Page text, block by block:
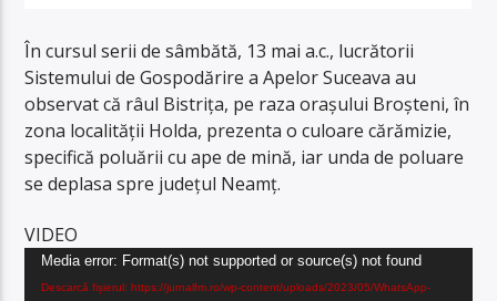
În cursul serii de sâmbătă, 13 mai a.c., lucrătorii
Sistemului de Gospodărire a Apelor Suceava au
observat că râul Bistrița, pe raza orașului Broșteni, în
zona localității Holda, prezenta o culoare cărămizie,
specifică poluării cu ape de mină, iar unda de poluare
se deplasa spre județul Neamț.
VIDEO
Player
video
Media error: Format(s) not supported or source(s) not found
Descarcă fișierul: https://jurnalfm.ro/wp-content/uploads/2023/05/WhatsApp-